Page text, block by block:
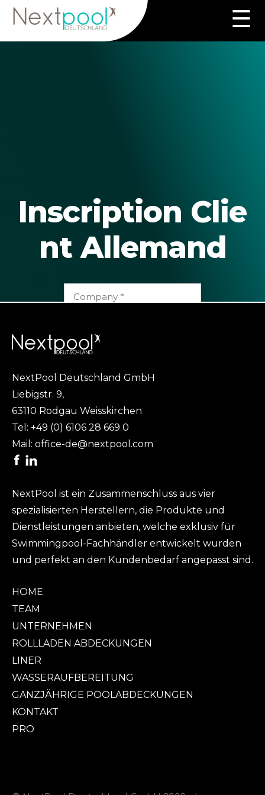
Zum
☰
Inscription Clie
nt Allemand
ENVOYER
NextPool Deutschland GmbH
Liebigstr. 9,
63110 Rodgau Weisskirchen
Tel: +49 (0) 6106 28 669 0
Mail: office-de@nextpool.com
NextPool ist ein Zusammenschluss aus vier
spezialisierten Herstellern, die Produkte und
Dienstleistungen anbieten, welche exklusiv für
Swimmingpool-Fachhändler entwickelt wurden
und perfekt an den Kundenbedarf angepasst sind.
HOME
TEAM
UNTERNEHMEN
ROLLLADEN ABDECKUNGEN
LINER
WASSERAUFBEREITUNG
GANZJÄHRIGE POOLABDECKUNGEN
KONTAKT
PRO